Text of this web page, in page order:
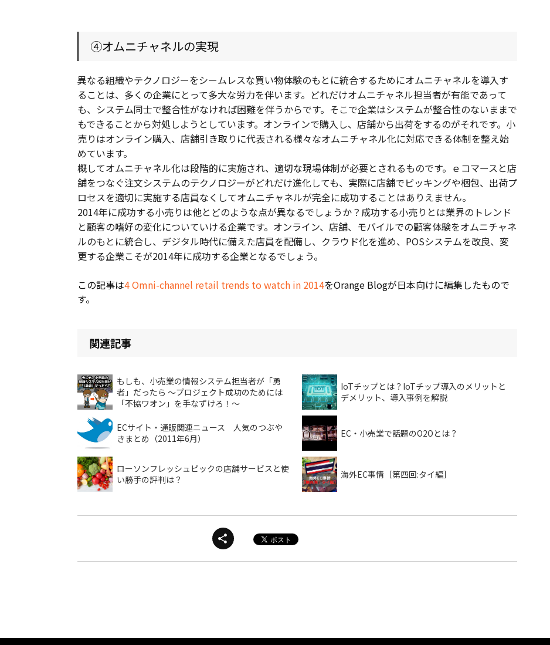
④オムニチャネルの実現
異なる組織やテクノロジーをシームレスな買い物体験のもとに統合するためにオムニチャネルを導入す
ることは、多くの企業にとって多大な労力を伴います。どれだけオムニチャネル担当者が有能であって
も、システム同士で整合性がなければ困難を伴うからです。そこで企業はシステムが整合性のないままで
もできることから対処しようとしています。オンラインで購入し、店舗から出荷をするのがそれです。小
売りはオンライン購入、店舗引き取りに代表される様々なオムニチャネル化に対応できる体制を整え始
めています。
概してオムニチャネル化は段階的に実施され、適切な現場体制が必要とされるものです。ｅコマースと店
舗をつなぐ注文システムのテクノロジーがどれだけ進化しても、実際に店舗でピッキングや梱包、出荷プ
ロセスを適切に実施する店員なくしてオムニチャネルが完全に成功することはありえません。
2014年に成功する小売りは他とどのような点が異なるでしょうか？成功する小売りとは業界のトレンド
と顧客の嗜好の変化についていける企業です。オンライン、店舗、モバイルでの顧客体験をオムニチャネ
ルのもとに統合し、デジタル時代に備えた店員を配備し、クラウド化を進め、POSシステムを改良、変
更する企業こそが2014年に成功する企業となるでしょう。
この記事は4 Omni-channel retail trends to watch in 2014をOrange Blogが日本向けに編集したもので
す。
関連記事
もしも、小売業の情報システム担当者が「勇
者」だったら ～プロジェクト成功のためには
「不協ワオン」を手なずけろ！～
IoTチップとは？IoTチップ導入のメリットと
デメリット、導入事例を解説
ECサイト・通販関連ニュース 人気のつぶや
きまとめ（2011年6月）
EC・小売業で話題のO2Oとは？
ローソンフレッシュピックの店舗サービスと使
い勝手の評判は？
海外EC事情［第四回:タイ編］